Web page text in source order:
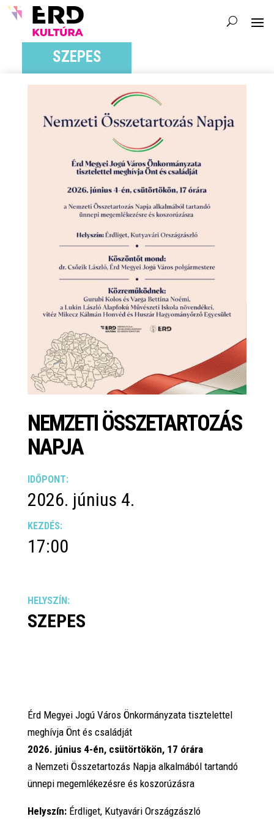
SZEPES
NEMZETI ÖSSZETARTOZÁS
NAPJA
IDŐPONT:
2026. június 4.
KEZDÉS:
17:00
HELYSZÍN:
SZEPES
Érd Megyei Jogú Város Önkormányzata tisztelettel
meghívja Önt és családját
2026. június 4-én, csütörtökön, 17 órára
a Nemzeti Összetartozás Napja alkalmából tartandó
ünnepi megemlékezésre és koszorúzásra
Helyszín:Érdliget, Kutyavári Országzászló